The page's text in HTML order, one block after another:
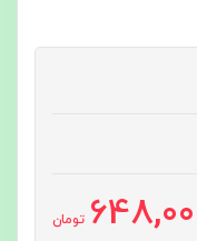
تومان